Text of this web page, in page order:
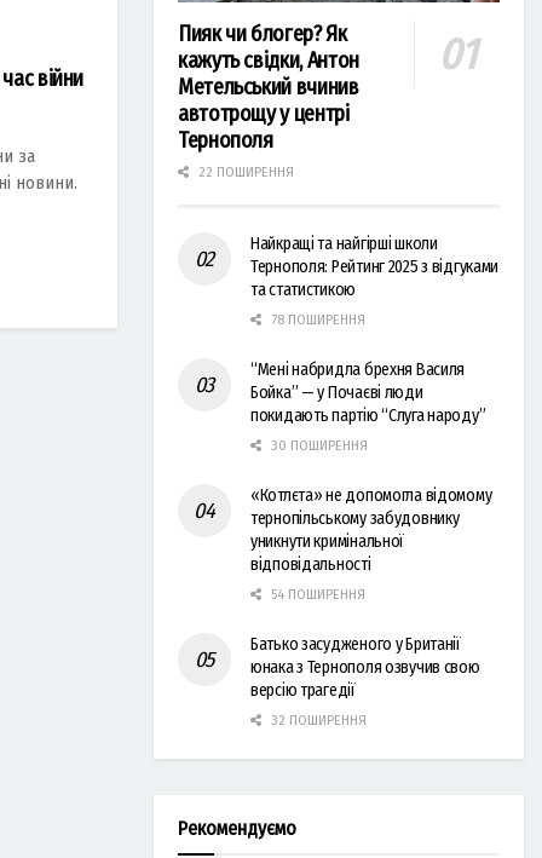
війни
за
новини.
Пияк чи блогер? Як
кажуть свідки, Антон
Метельський вчинив
автотрощу у центрі
Тернополя
22 ПОШИРЕННЯ
Найкращі та найгірші школи
Тернополя: Рейтинг 2025 з відгуками
та статистикою
78 ПОШИРЕННЯ
“Мені набридла брехня Василя
Бойка” — у Почаєві люди
покидають партію “Слуга народу”
30 ПОШИРЕННЯ
«Котлєта» не допомогла відомому
тернопільському забудовнику
уникнути кримінальної
відповідальності
54 ПОШИРЕННЯ
Батько засудженого у Британії
юнака з Тернополя озвучив свою
версію трагедії
32 ПОШИРЕННЯ
Рекомендуємо